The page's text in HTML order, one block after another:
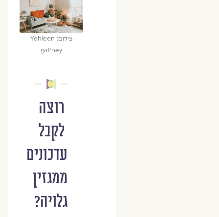
צילום: Yehleen
gaffney
רוצה
לקבל
עדכונים
ממגזין
גלויה?